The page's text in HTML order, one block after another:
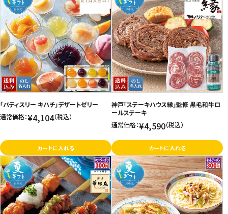
フードロス
ペット用品
SHOP GUIDE
ご利用ガイド
お問い合わせ
特定商取引法表示について
プライバシーポリシー
利用規約
会社概要
「パティスリー キハチ」デザートゼリー
通常価格：¥4,104（税込）
カートに入れる
神戸「ステーキハウス縁」監修 黒毛和牛ロ
ールステーキ
通常価格：¥4,590（税込）
カートに入れる